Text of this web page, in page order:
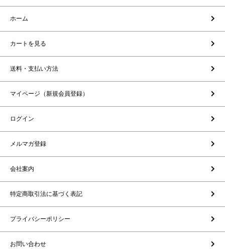
ホーム
カートを見る
送料・支払い方法
マイページ（新規会員登録）
ログイン
メルマガ登録
会社案内
特定商取引法に基づく表記
プライバシーポリシー
お問い合わせ